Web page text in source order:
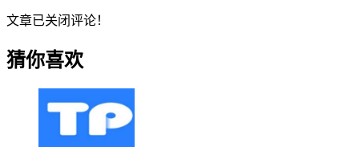
文章已关闭评论！
猜你喜欢